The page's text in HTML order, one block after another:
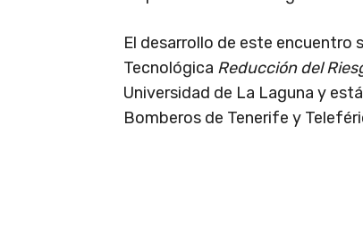
El desarrollo de este encuentro
Tecnológica Reducción del
Universidad de La Laguna y
Bomberos de Tenerife y